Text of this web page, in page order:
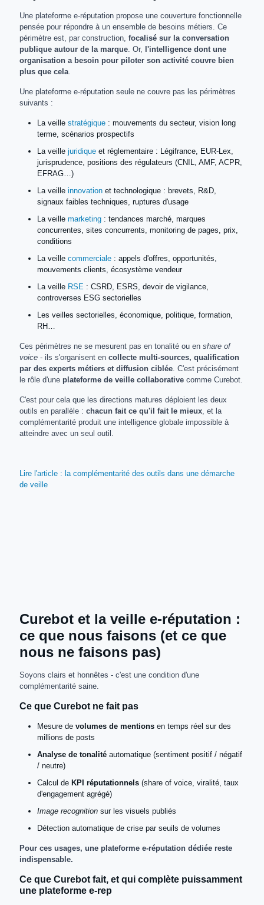
Une plateforme e-réputation propose une couverture fonctionnelle
pensée pour répondre à un ensemble de besoins métiers. Ce
périmètre est, par construction, focalisé sur la conversation
publique autour de la marque . Or,
l'intelligence dont une
organisation a besoin pour piloter son activité couvre bien
plus que cela
Une plateforme e-réputation seule ne couvre pas les périmètres
suivants :
La veille stratégique : mouvements du secteur, vision long
terme, scénarios prospectifs
La veille juridique et réglementaire : Légifrance, EUR-Lex,
jurisprudence, positions des régulateurs (CNIL, AMF, ACPR,
EFRAG…)
La veille innovation et technologique : brevets, R&D,
signaux faibles techniques, ruptures d'usage
La veille marketing : tendances marché, marques
concurrentes, sites concurrents, monitoring de pages, prix,
conditions
La veille commerciale : appels d'offres, opportunités,
mouvements clients, écosystème vendeur
La veille RSE : CSRD, ESRS, devoir de vigilance,
controverses ESG sectorielles
Les veilles sectorielles, économique, politique, formation,
RH…
Ces périmètres ne se mesurent pas en tonalité ou en share of
voice - ils s'organisent en collecte multi-sources, qualification
par des experts métiers et diffusion ciblée . C'est précisément
le rôle d'une plateforme de veille collaborative comme Curebot.
C'est pour cela que les directions matures déploient les deux
outils en parallèle : chacun fait ce qu'il fait le mieux , et la
complémentarité produit une intelligence globale impossible à
atteindre avec un seul outil.
Lire l'article : la complémentarité des outils dans une démarche
de veille
Curebot et la veille e-réputation :
ce que nous faisons (et ce que
nous ne faisons pas)
Soyons clairs et honnêtes - c'est une condition d'une
complémentarité saine.
Ce que Curebot ne fait pas
Mesure de volumes de mentions en temps réel sur des
millions de posts
Analyse de tonalité automatique (sentiment positif / négatif
/ neutre)
Calcul de KPI réputationnels (share of voice, viralité, taux
d'engagement agrégé)
Image recognition sur les visuels publiés
Détection automatique de crise par seuils de volumes
Pour ces usages, une plateforme e-réputation dédiée reste
indispensable.
Ce que Curebot fait, et qui complète puissamment
une plateforme e-rep